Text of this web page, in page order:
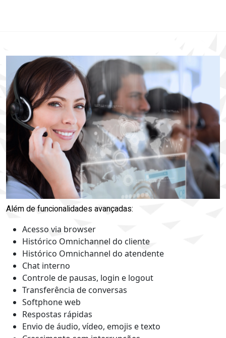
Além de funcionalidades avançadas:
Acesso via browser
Histórico Omnichannel do cliente
Histórico Omnichannel do atendente
Chat interno
Controle de pausas, login e logout
Transferência de conversas
Softphone web
Respostas rápidas
Envio de áudio, vídeo, emojis e texto